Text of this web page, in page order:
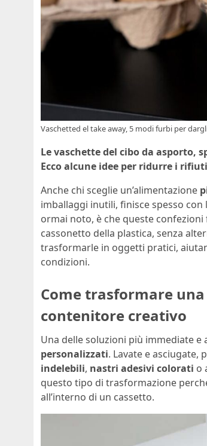
Vaschetted el take away, 5 modi furbi per
Le vaschette del cibo da asporto,
Ecco alcune idee per ridurre i
Anche chi sceglie un’alimentazione
imballaggi inutili, finisce spesso con
ormai noto, è che queste
cassonetto della plastica, senza
trasformarle in oggetti pratici,
condizioni.
Come trasformare
contenitore creativo
Una delle soluzioni più immediate
personalizzati. Lavate e asciugate,
indelebili, nastri adesivi colorati o
questo tipo di trasformazione
all’interno di un cassetto.